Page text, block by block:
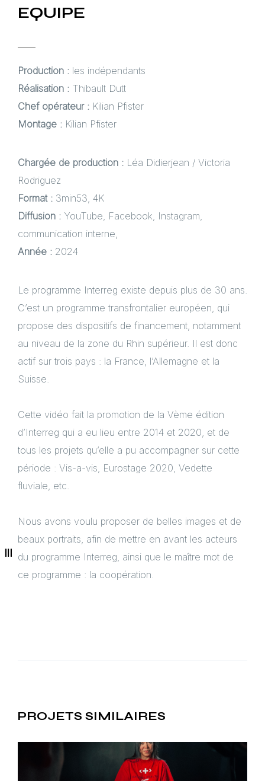
EQUIPE
Production : les indépendants
Réalisation : Thibault Dutt
Chef opérateur : Kilian Pfister
Montage : Kilian Pfister
Chargée de production : Léa Didierjean / Victoria
Rodriguez
Format : 3min53, 4K
Diffusion : YouTube, Facebook, Instagram,
communication interne,
Année : 2024
Le programme Interreg existe depuis plus de 30 ans.
C’est un programme transfrontalier européen, qui
propose des dispositifs de financement, notamment
au niveau de la zone du Rhin supérieur. Il est donc
actif sur trois pays : la France, l’Allemagne et la
Suisse.
Cette vidéo fait la promotion de la Vème édition
d’Interreg qui a eu lieu entre 2014 et 2020, et de
tous les projets qu’elle a pu accompagner sur cette
période : Vis-a-vis, Eurostage 2020, Vedette
fluviale, etc.
Nous avons voulu proposer de belles images et de
beaux portraits, afin de mettre en avant les acteurs
du programme Interreg, ainsi que le maître mot de
ce programme : la coopération.
PROJETS SIMILAIRES